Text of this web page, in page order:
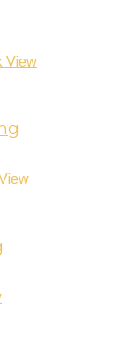
View